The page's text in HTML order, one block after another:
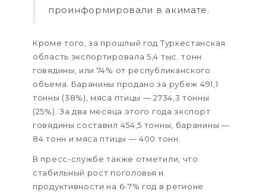
проинформировали в акимате.
Кроме того, за прошлый год Туркестанская
область экспортировала 5,4 тыс. тонн
говядины, или 74% от республиканского
объема. Баранины продано за рубеж 491,1
тонны (38%), мяса птицы — 2734,3 тонны
(25%). За два месяца этого года экспорт
говядины составил 454,5 тонны, баранины —
84 тонн и мяса птицы — 400 тонн.
В пресс-службе также отметили, что
стабильный рост поголовья и
продуктивности на 6-7% год в регионе